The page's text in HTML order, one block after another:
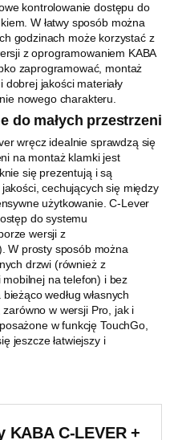
kontrolowanie dostępu do
W łatwy sposób można
godzinach może korzystać z
z oprogramowaniem KABA
zaprogramować, montaż
dobrej jakości materiały
nowego charakteru.
do małych przestrzeni
wręcz idealnie sprawdzą się
na montaż klamki jest
się prezentują i są
cechujących się między
użytkowanie. C-Lever
do systemu
wersji z
W prosty sposób można
drzwi (również z
na telefon) i bez
według własnych
w wersji Pro, jak i
w funkcję TouchGo,
jeszcze łatwiejszy i
C-LEVER +